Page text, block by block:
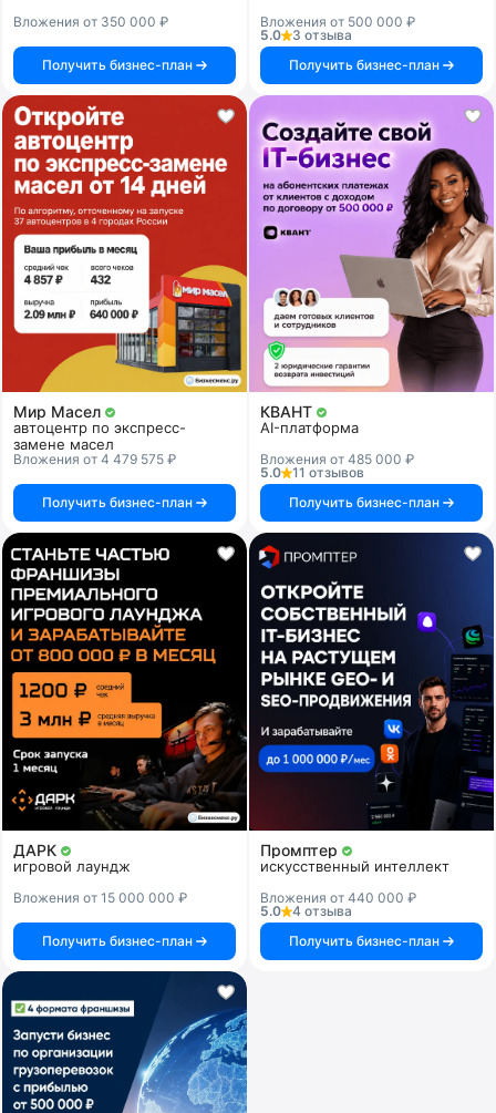
Вложения от 350 000 ₽
Получить бизнес-план
Вложения от 500 000 ₽
5.0
3 отзыва
Получить бизнес-план
Мир Масел
автоцентр по экспресс-
замене масел
Вложения от 4 479 575 ₽
Получить бизнес-план
КВАНТ
AI-платформа
Вложения от 485 000 ₽
5.0
11 отзывов
Получить бизнес-план
ДАРК
игровой лаундж
Вложения от 15 000 000 ₽
Получить бизнес-план
Промптер
искусственный интеллект
Вложения от 440 000 ₽
5.0
4 отзыва
Получить бизнес-план